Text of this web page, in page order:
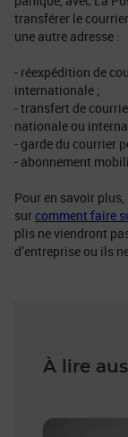
transférer le
une autre adresse :
- réexpédition de
internationale ;
- transfert de
nationale ou
- garde du courrier
- abonnement
Pour en savoir
sur comment faire
plis ne viendront
d’entreprise ou ils
À lire